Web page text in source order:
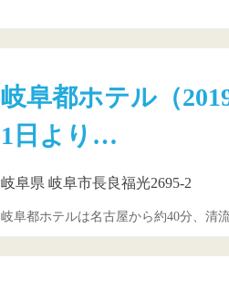
岐阜都ホテル（
1日より…
岐阜県 岐阜市長良福光2695-2
岐阜都ホテルは名古屋から約40分、清